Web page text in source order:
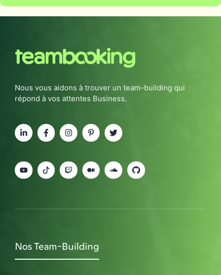
Nous vous aidons à trouver un team-building qui
répond à vos attentes Business.
Nos Team-Building